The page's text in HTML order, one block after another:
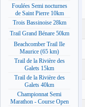
Foulées Semi nocturnes
de Saint Pierre 10km
Trois Bassinoise 28km
Trail Grand Bénare 50km
Beachcomber Trail Ile
Maurice (65 km)
Trail de la Rivière des
Galets 15km
Trail de la Rivière des
Galets 40km
Championnat Semi
Marathon - Course Open